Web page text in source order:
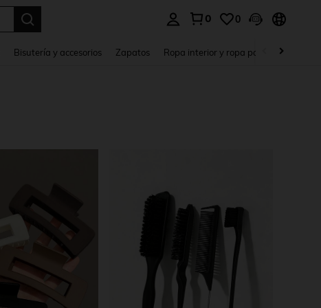
0 0
Bisutería y accesorios Zapatos Ropa interior y ropa para dormir